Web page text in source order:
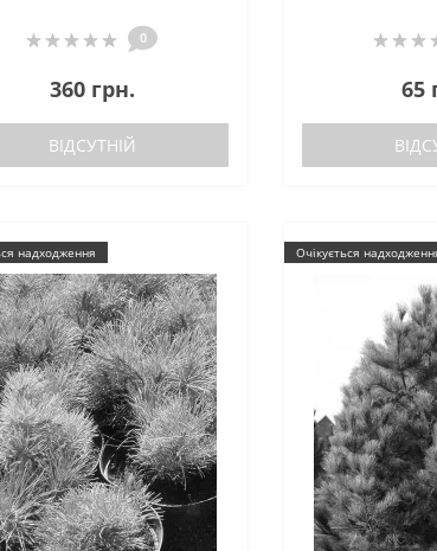
0
360 грн.
ВІДСУТНІЙ
65
надходження Очікується